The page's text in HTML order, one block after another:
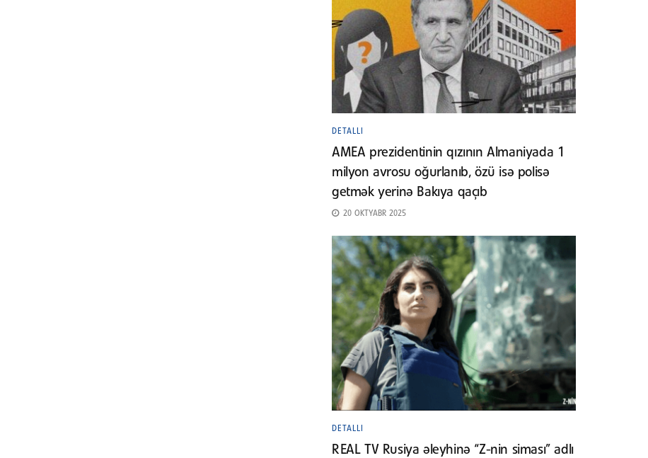
DETALLI
AMEA prezidentinin qızının Almaniyada 1
milyon avrosu oğurlanıb, özü isə polisə
getmək yerinə Bakıya qaçıb
20 OKTYABR 2025
DETALLI
REAL TV Rusiya əleyhinə “Z-nin siması” adlı